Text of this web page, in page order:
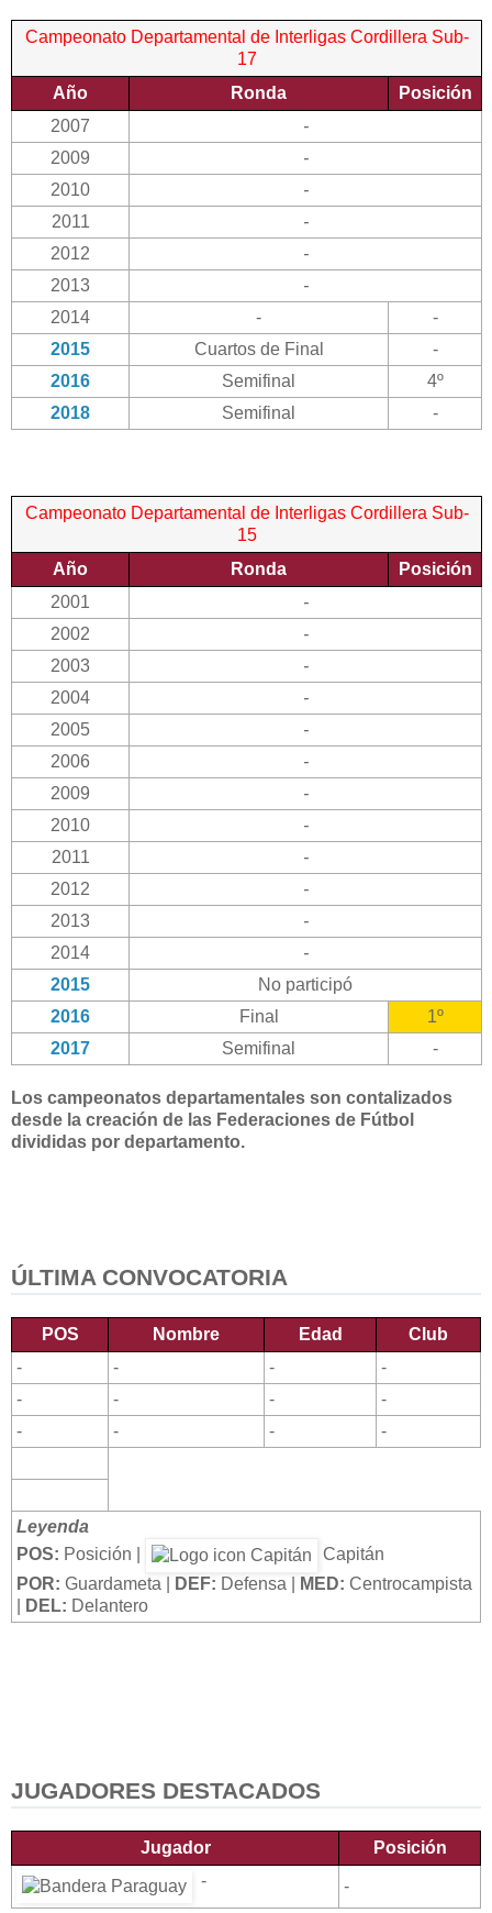
Campeonato Departamental de Interligas Cordillera Sub-
17
Año
Ronda
Posición
2007
-
2009
-
2010
-
2011
-
2012
-
2013
-
2014
-
-
2015
Cuartos de Final
-
2016
Semifinal
4º
2018
Semifinal -
Campeonato Departamental de Interligas Cordillera Sub-
15
Año
Ronda
Posición
2001
-
2002
-
2003
-
2004
-
2005
-
2006
-
2009
-
2010
-
2011
-
2012
-
2013
-
2014
-
2015
No participó
2016
Final
1º
2017
Semifinal -
Los campeonatos departamentales son contalizados
desde la creación de las Federaciones de Fútbol
divididas por departamento.
ÚLTIMA CONVOCATORIA
POS Nombre Edad
Club
-
- -
-
-
- -
-
-
- - -
Leyenda
POS: Posición |
Capitán
POR: Guardameta | DEF: Defensa | MED: Centrocampista
DEL: Delantero
JUGADORES DESTACADOS
Jugador
Posición
-
-